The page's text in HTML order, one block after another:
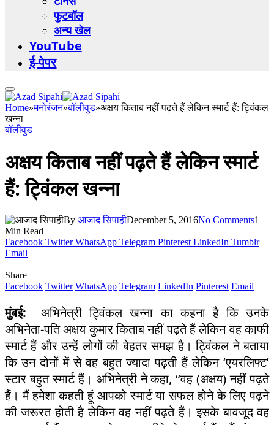
फुटबॉल
अन्य खेल
YouTube
ई-पेपर
Home»मनोरंजन»बॉलीवुड»अक्षय किताब नहीं पढ़ते हैं लेकिन स्मार्ट हैं: ट्विंकल
खन्ना
बॉलीवुड
अक्षय किताब नहीं पढ़ते हैं लेकिन स्मार्ट
हैं: ट्विंकल खन्ना
By आजाद सिपाहीDecember 5, 2016No Comments1
Min Read
Facebook Twitter WhatsApp Telegram Pinterest LinkedIn Tumblr
Email
Share
Facebook Twitter WhatsApp Telegram LinkedIn Pinterest Email
मुंबई: अभिनेत्री ट्विंकल खन्ना का कहना है कि उनके
अभिनेता-पति अक्षय कुमार किताब नहीं पढ़ते हैं लेकिन वह काफी
स्मार्ट हैं और उन्हें लोगों की बेहतर समझ है। ट्विंकल ने बताया
कि उन दोनों में से वह बहुत ज्यादा पढ़ती हैं लेकिन ‘एयरलिफ्ट’
स्टार बहुत स्मार्ट हैं। अभिनेत्री ने कहा, ‘‘वह (अक्षय) नहीं पढ़ते
हैं। मैं हमेशा कहती हूं आपको स्मार्ट या सफल होने के लिए पढ़ने
की जरूरत होती है लेकिन वह नहीं पढ़ते हैं। इसके बावजूद वह